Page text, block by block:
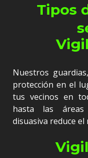
Tipos
Nuestros
protección en el
tus vecinos en
hasta las áreas
disuasiva reduce